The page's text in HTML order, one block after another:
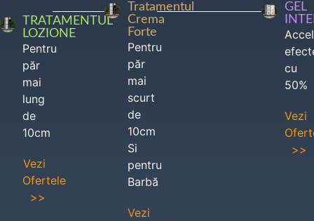
TRATAMENTUL
LOZIONE
Pentru
păr
mai
lung
de
10cm
Vezi
Ofertele
>>
Tratamentul
Crema
Forte
Pentru
păr
mai
scurt
de
10cm
Si
pentru
Barbă
Vezi
GEL
cu
50%
Vezi
>>